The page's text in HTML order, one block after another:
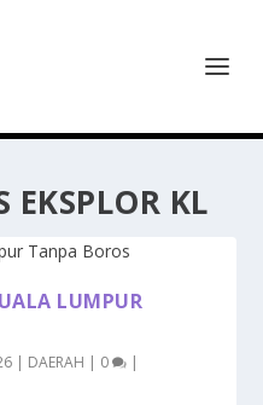
EKSPLOR KL
LUMPUR
| DAERAH | 0 |